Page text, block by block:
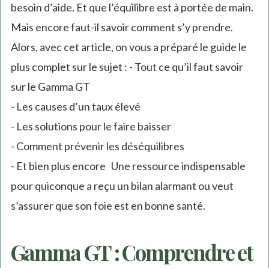
besoin d’aide. Et que l’équilibre est à portée de main.
Mais encore faut-il savoir comment s’y prendre.
Alors, avec cet article, on vous a préparé le guide le
plus complet sur le sujet : - Tout ce qu’il faut savoir
sur le Gamma GT
- Les causes d’un taux élevé
- Les solutions pour le faire baisser
- Comment prévenir les déséquilibres
- Et bien plus encore Une ressource indispensable
pour quiconque a reçu un bilan alarmant ou veut
s’assurer que son foie est en bonne santé.
Gamma GT : Comprendre et